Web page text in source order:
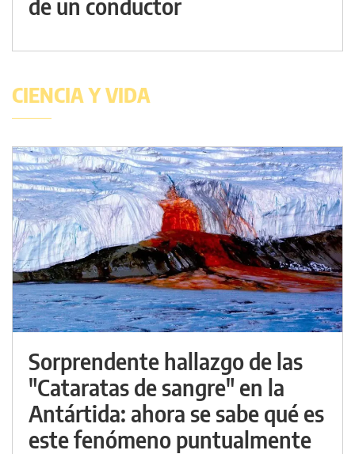
de un conductor
CIENCIA Y VIDA
Sorprendente hallazgo de las
"Cataratas de sangre" en la
Antártida: ahora se sabe qué es
este fenómeno puntualmente